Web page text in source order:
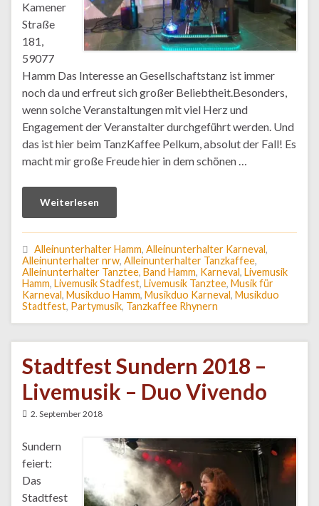
Kamener
Straße
181,
59077
Hamm Das Interesse an Gesellschaftstanz ist immer
noch da und erfreut sich großer Beliebtheit.Besonders,
wenn solche Veranstaltungen mit viel Herz und
Engagement der Veranstalter durchgeführt werden. Und
das ist hier beim TanzKaffee Pelkum, absolut der Fall! Es
macht mir große Freude hier in dem schönen …
Weiterlesen
Alleinunterhalter Hamm, Alleinunterhalter Karneval,
Alleinunterhalter nrw, Alleinunterhalter Tanzkaffee,
Alleinunterhalter Tanztee, Band Hamm, Karneval, Livemusik
Hamm, Livemusik Stadfest, Livemusik Tanztee, Musik für
Karneval, Musikduo Hamm, Musikduo Karneval, Musikduo
Stadtfest, Partymusik, Tanzkaffee Rhynern
Stadtfest Sundern 2018 –
Livemusik – Duo Vivendo
2. September 2018
Sundern
feiert:
Das
Stadtfest